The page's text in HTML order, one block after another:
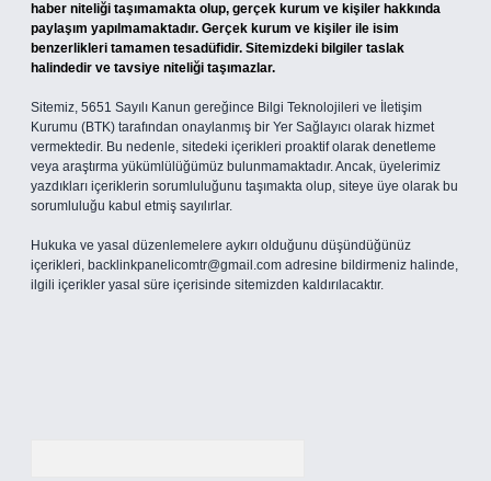
haber niteliği taşımamakta olup, gerçek kurum ve kişiler hakkında
paylaşım yapılmamaktadır. Gerçek kurum ve kişiler ile isim
benzerlikleri tamamen tesadüfidir. Sitemizdeki bilgiler taslak
halindedir ve tavsiye niteliği taşımazlar.
Sitemiz, 5651 Sayılı Kanun gereğince Bilgi Teknolojileri ve İletişim
Kurumu (BTK) tarafından onaylanmış bir Yer Sağlayıcı olarak hizmet
vermektedir. Bu nedenle, sitedeki içerikleri proaktif olarak denetleme
veya araştırma yükümlülüğümüz bulunmamaktadır. Ancak, üyelerimiz
yazdıkları içeriklerin sorumluluğunu taşımakta olup, siteye üye olarak bu
sorumluluğu kabul etmiş sayılırlar.
Hukuka ve yasal düzenlemelere aykırı olduğunu düşündüğünüz
içerikleri, backlinkpanelicomtr@gmail.com adresine bildirmeniz halinde,
ilgili içerikler yasal süre içerisinde sitemizden kaldırılacaktır.